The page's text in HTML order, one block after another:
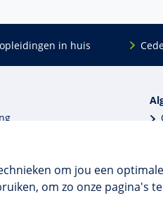
om jou een
om zo onze pagina's
in huis